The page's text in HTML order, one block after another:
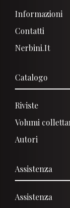
Informazioni
Contatti
Nerbini.it
Catalogo
Riviste
Volumi
Autori
Assistenza
Assistenza